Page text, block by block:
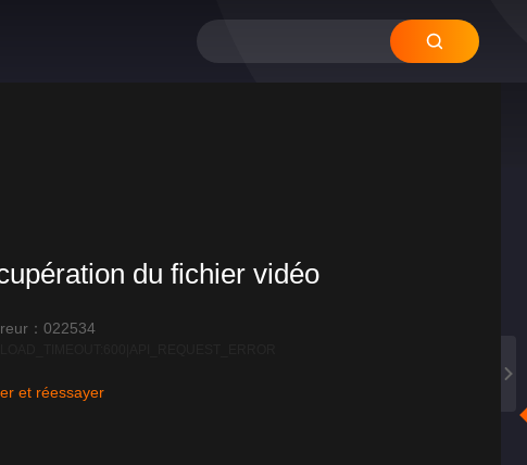
du fichier vidéo
：022534
et réessayer